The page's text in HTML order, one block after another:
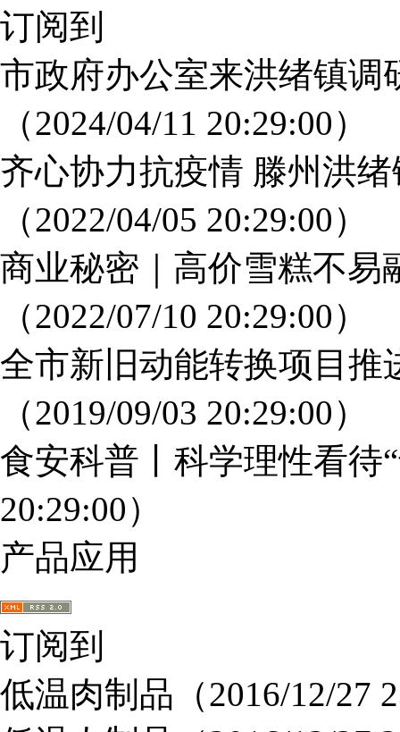
订阅到
市政府办公室来洪绪镇调
（2024/04/11 20:29:00）
齐心协力抗疫情 滕州洪
（2022/04/05 20:29:00）
商业秘密｜高价雪糕不易
（2022/07/10 20:29:00）
全市新旧动能转换项目推
（2019/09/03 20:29:00）
食安科普丨科学理性看待
20:29:00）
产品应用
订阅到
低温肉制品 （2016/12/27